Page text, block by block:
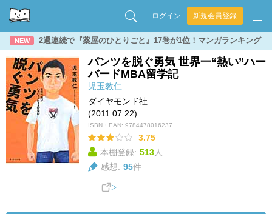
ログイン 新規会員登録
NEW 2週連続で『薬屋のひとりごと』17巻が1位！マンガランキング
パンツを脱ぐ勇気 世界一“熱い”ハー
バードMBA留学記
児玉教仁
ダイヤモンド社
(2011.07.22)
ISBN・EAN: 9784478016237
3.75
本棚登録: 513人
感想: 95件